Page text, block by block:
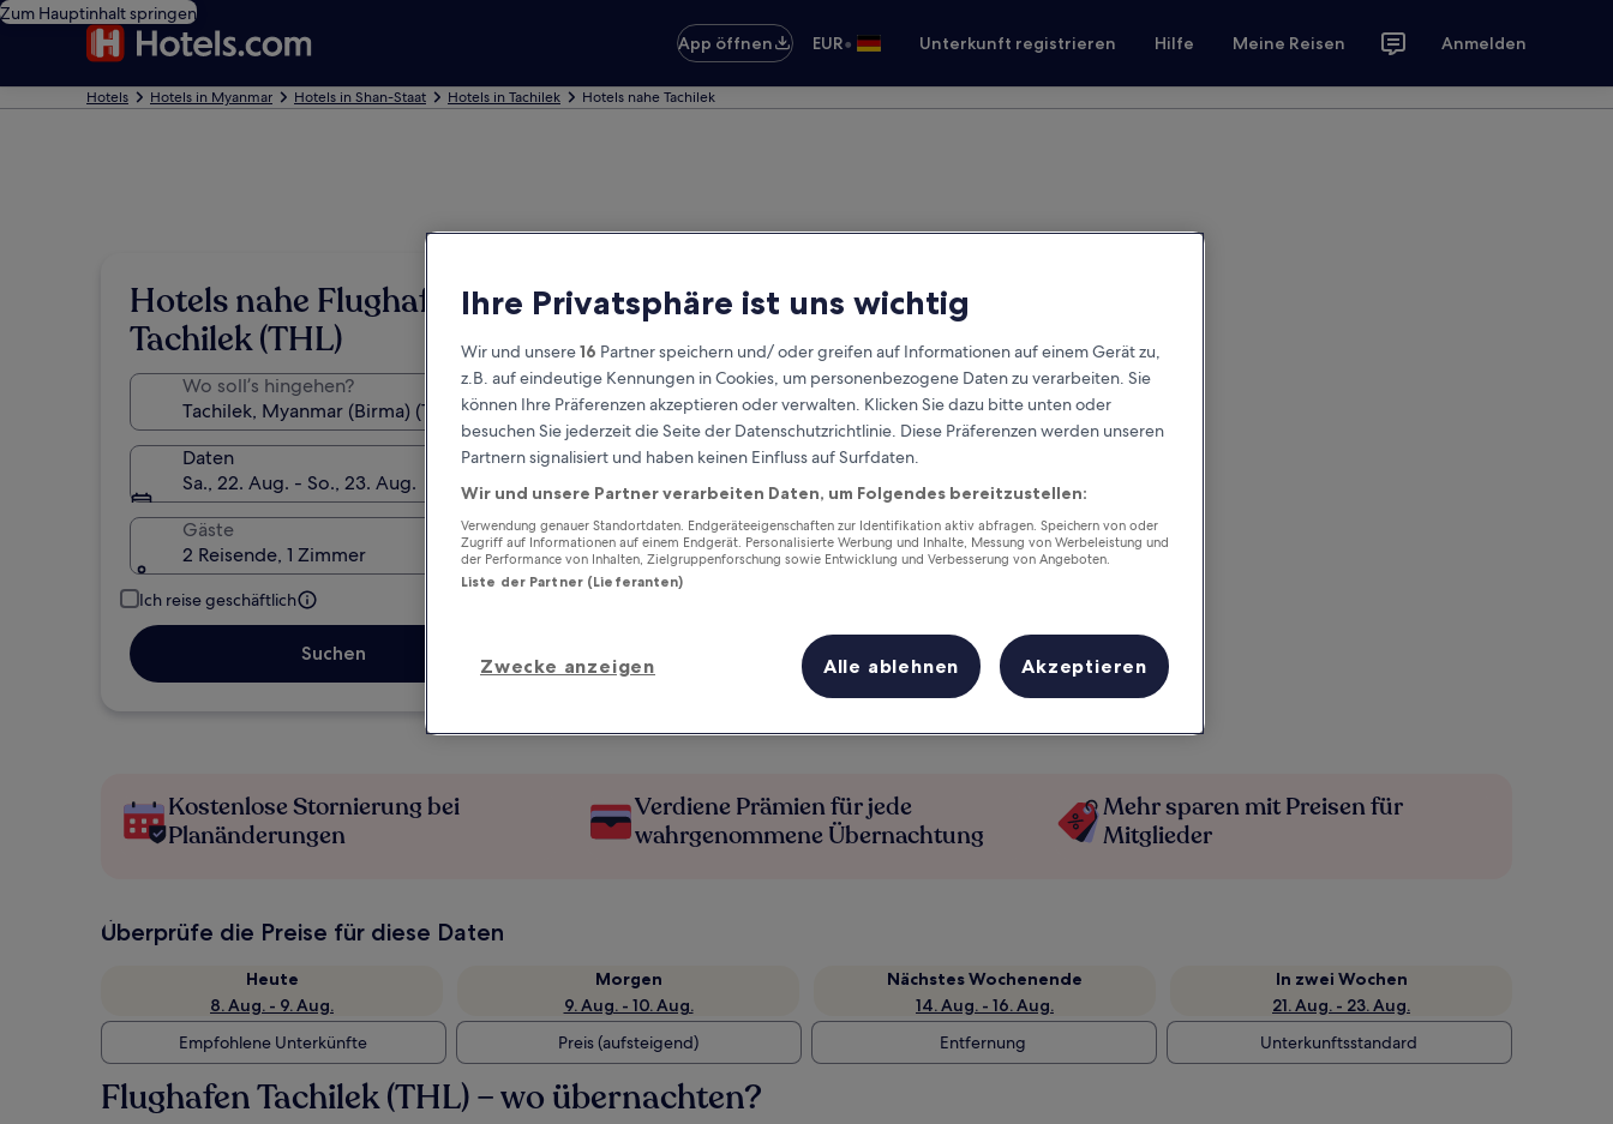
Zum Hauptinhalt springen
App öffnen
EUR• Unterkunft registrieren Hilfe Meine Reisen Anmelden
Hotels Hotels in Myanmar Hotels in Shan-Staat Hotels in Tachilek Hotels nahe Tachilek
Hotels nahe Flughafen
Tachilek (THL)
Wo soll’s hingehen?
Daten
Sa., 22. Aug. - So., 23. Aug.
Gäste
2 Reisende, 1 Zimmer
Ich reise geschäftlich
Suchen
Kostenlose Stornierung bei
Planänderungen
Verdiene Prämien für jede
wahrgenommene Übernachtung
Mehr sparen mit Preisen für
Mitglieder
Überprüfe die Preise für diese Daten
Heute
8. Aug. - 9. Aug.
Morgen
9. Aug. - 10. Aug.
Nächstes Wochenende
14. Aug. - 16. Aug.
In zwei Wochen
21. Aug. - 23. Aug.
Empfohlene Unterkünfte
Preis (aufsteigend) Entfernung Unterkunftsstandard
Flughafen Tachilek (THL) – wo übernachten?
Ihre Privatsphäre ist uns wichtig
Wir und unsere16 Partner speichern und/ oder greifen auf Informationen auf einem Gerät zu,
z.B. auf eindeutige Kennungen in Cookies, um personenbezogene Daten zu verarbeiten. Sie
können Ihre Präferenzen akzeptieren oder verwalten. Klicken Sie dazu bitte unten oder
besuchen Sie jederzeit die Seite der Datenschutzrichtlinie. Diese Präferenzen werden unseren
Partnern signalisiert und haben keinen Einfluss auf Surfdaten.
Wir und unsere Partner verarbeiten Daten, um Folgendes bereitzustellen:
Verwendung genauer Standortdaten. Endgeräteeigenschaften zur Identifikation aktiv abfragen. Speichern von oder
Zugriff auf Informationen auf einem Endgerät. Personalisierte Werbung und Inhalte, Messung von Werbeleistung und
der Performance von Inhalten, Zielgruppenforschung sowie Entwicklung und Verbesserung von Angeboten.
Liste der Partner (Lieferanten)
Zwecke anzeigen Alle ablehnen Akzeptieren